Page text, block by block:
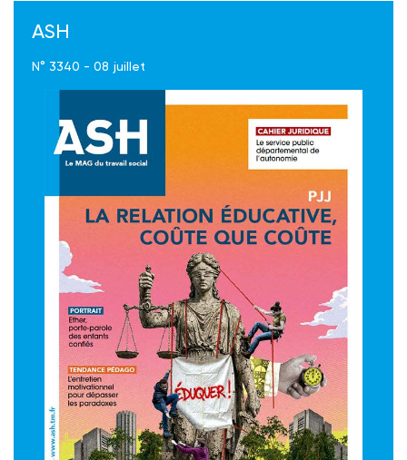
ASH
N° 3340 - 08 juillet